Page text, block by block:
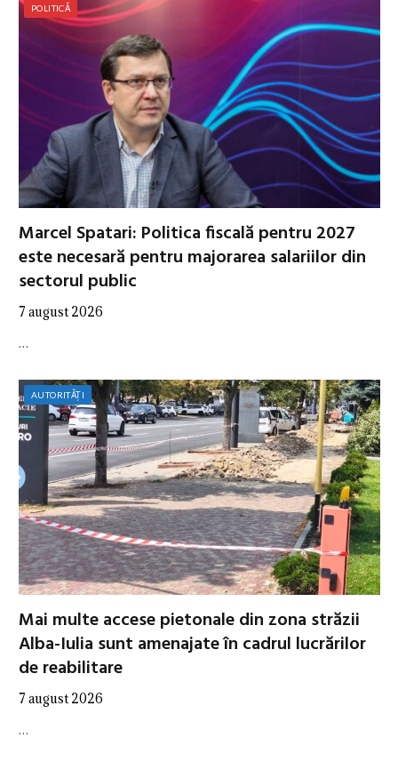
POLITICĂ
Marcel Spatari: Politica fiscală pentru 2027
este necesară pentru majorarea salariilor din
sectorul public
7 august 2026
…
AUTORITĂȚI
Mai multe accese pietonale din zona străzii
Alba-Iulia sunt amenajate în cadrul lucrărilor
de reabilitare
7 august 2026
…